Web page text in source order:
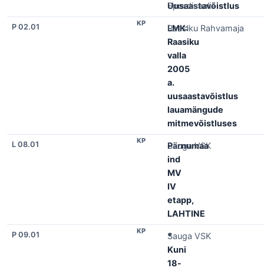
Uusaastavõistlus
Spordisaalis
P 02.01 KP
LMK:
Raasiku
valla
2005
a.
uusaastavõistlus
lauamängude
mitmevõistluses
Raasiku Rahvamaja
L 08.01 KP
Pärnumaa
ind
MV
IV
etapp,
LAHTINE
Sauga VSK
P 09.01 KP
*
Kuni
18-
Sauga VSK